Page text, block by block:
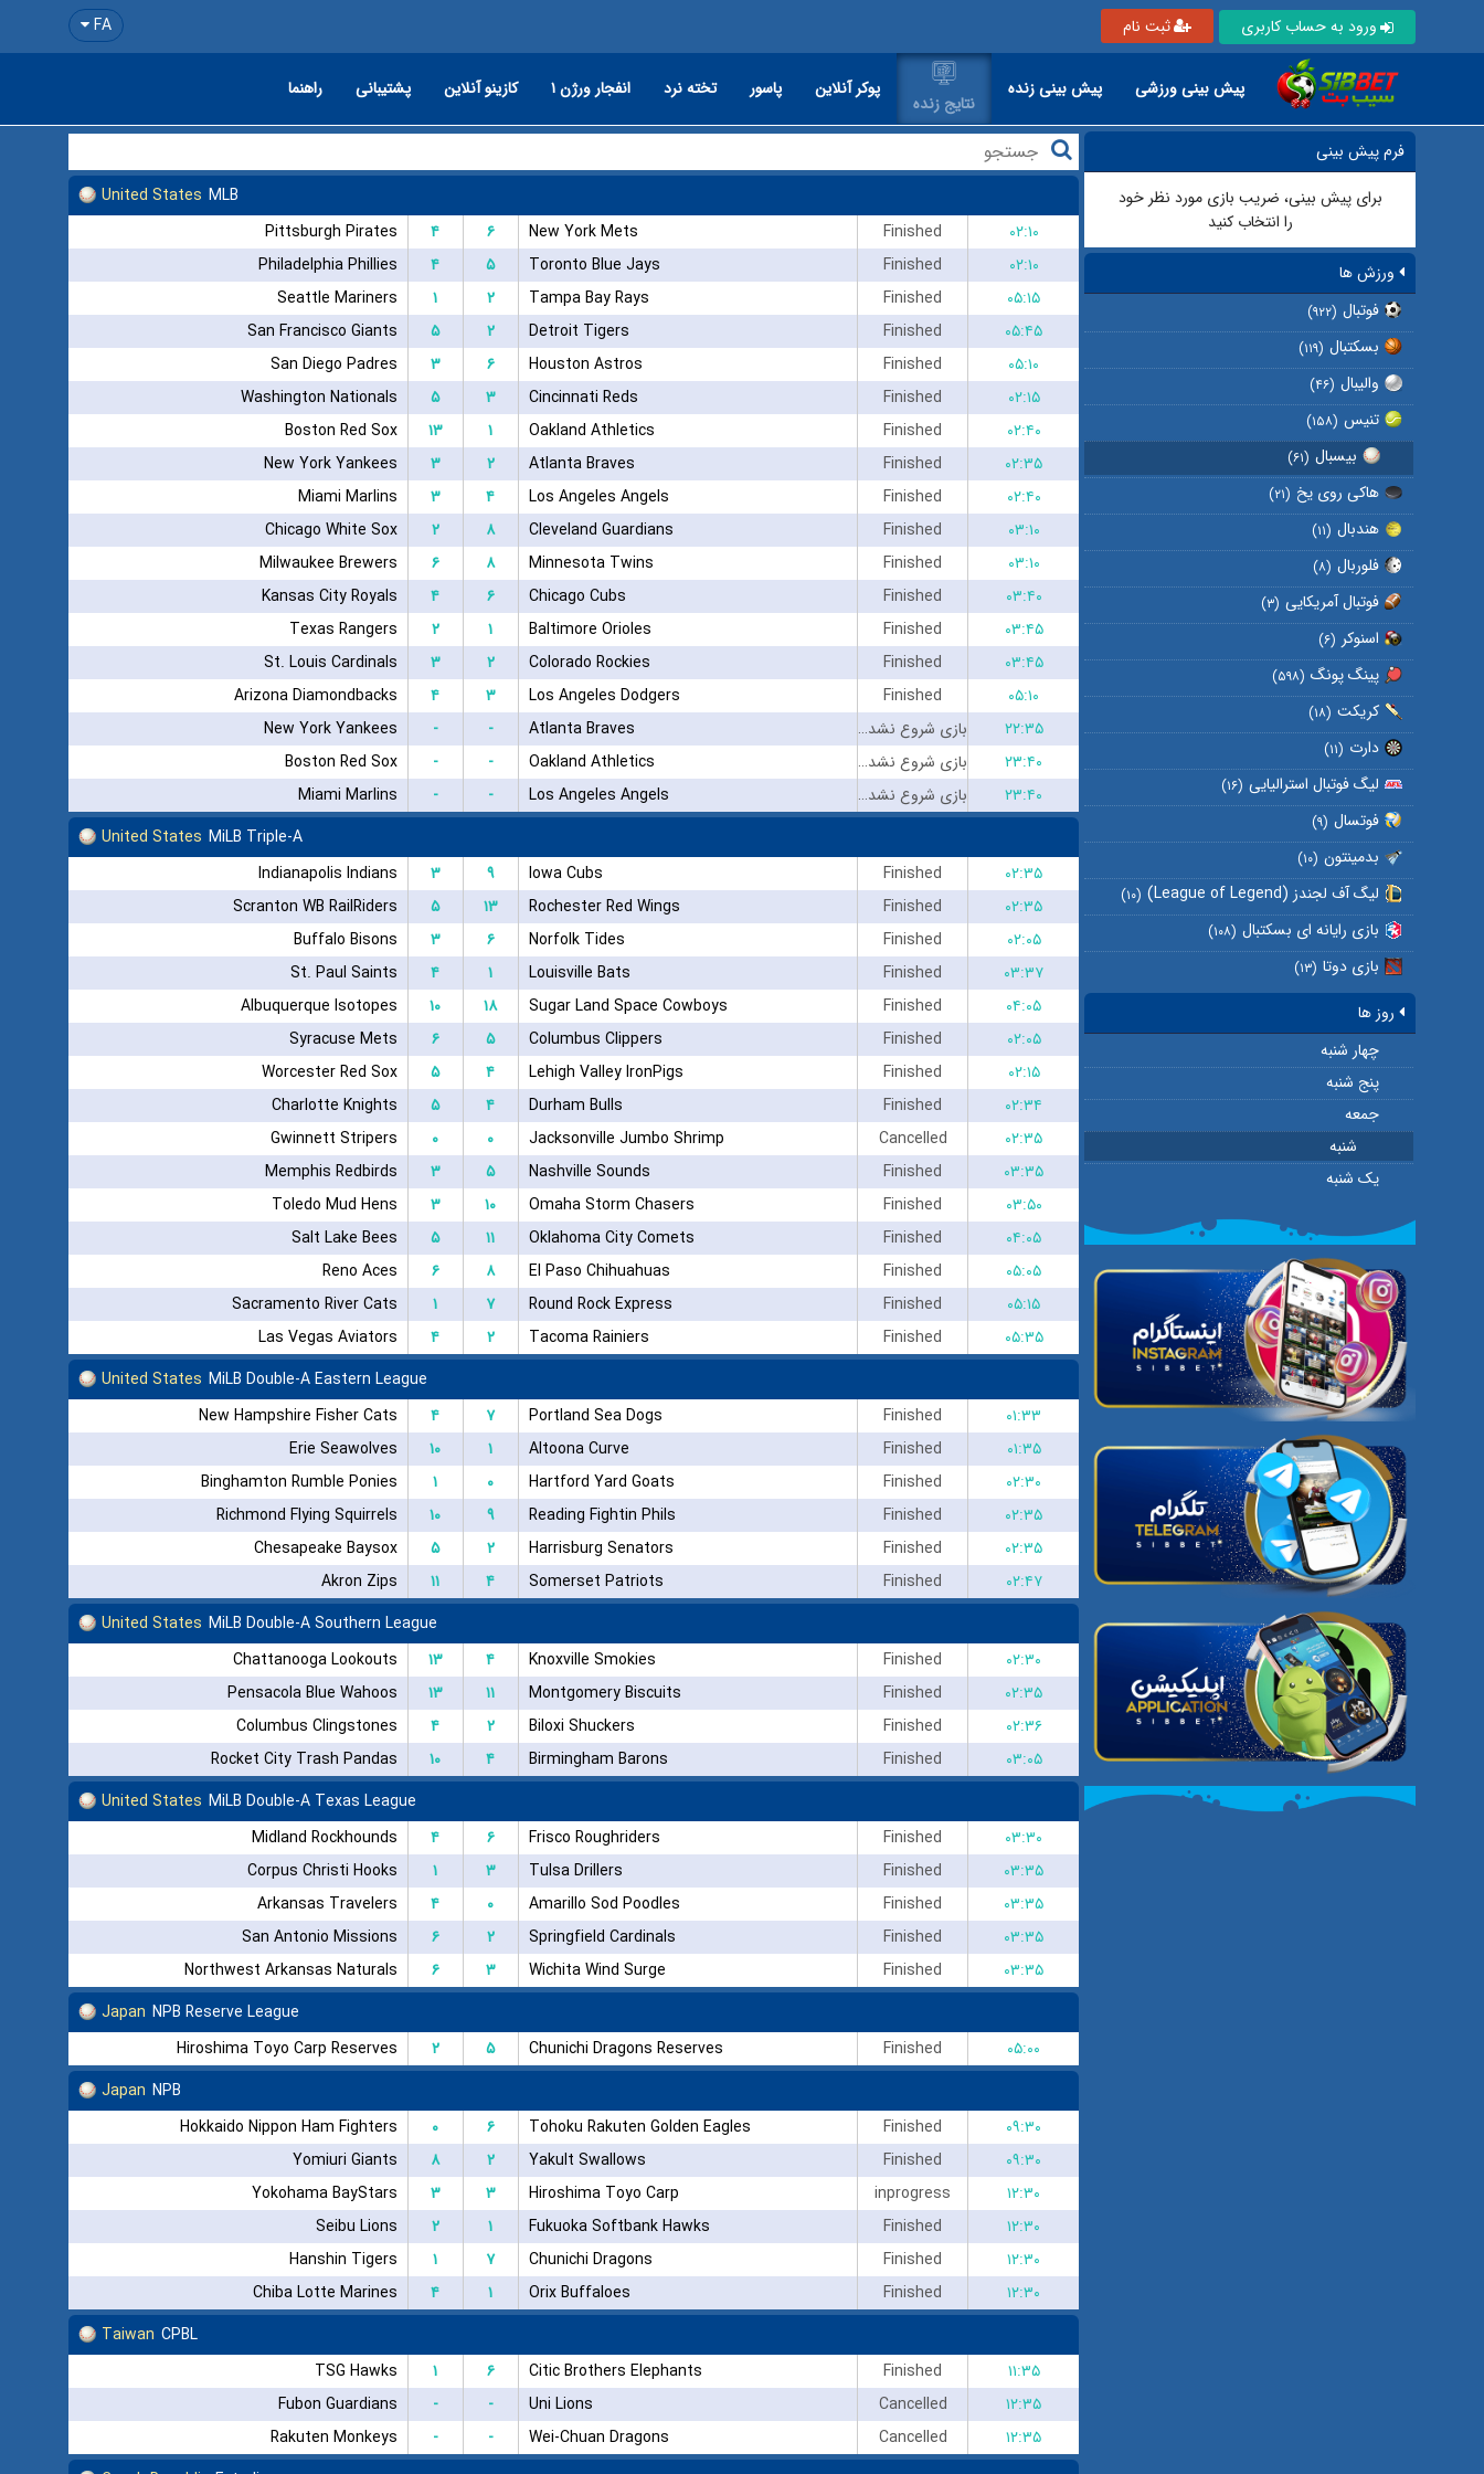
FA ورود به حساب کاربری ثبت نام
پیش بینی ورزشی پیش بینی زنده
نتایج زنده
پوکر آنلاین پاسور تخته نرد انفجار ورژن ۱ کازینو آنلاین پشتیبانی راهنما
فرم پیش بینی
برای پیش بینی، ضریب بازی مورد نظر خود
را انتخاب کنید
ورزش ها
فوتبال (۹۲۲)
بسکتبال (۱۱۹)
والیبال (۴۶)
تنیس (۱۵۸)
بیسبال (۶۱)
هاکی روی یخ (۲۱)
هندبال (۱۱)
فلوربال (۸)
فوتبال آمریکایی (۳)
اسنوکر (۶)
پینگ پونگ (۵۹۸)
کریکت (۱۸)
دارت (۱۱)
لیگ فوتبال استرالیایی (۱۶)
فوتسال (۹)
بدمینتون (۱۰)
لیگ آف لجندز (League of Legend) (۱۰)
بازی رایانه ای بسکتبال (۱۰۸)
بازی دوتا (۱۳)
روز ها
چهار شنبه
پنج شنبه
جمعه
شنبه
یک شنبه
United States MLB
Pittsburgh Pirates
۴ ۶ New York Mets Finished
۰۲:۱۰
Philadelphia Phillies
۴ ۵ Toronto Blue Jays Finished
۰۲:۱۰
Seattle Mariners
۱ ۲ Tampa Bay Rays Finished
۰۵:۱۵
San Francisco Giants
۵ ۲ Detroit Tigers Finished
۰۵:۴۵
San Diego Padres
۳ ۶ Houston Astros Finished
۰۵:۱۰
Washington Nationals
۵ ۳ Cincinnati Reds Finished
۰۲:۱۵
Boston Red Sox
۱۳ ۱ Oakland Athletics Finished
۰۲:۴۰
New York Yankees
۳ ۲ Atlanta Braves Finished
۰۲:۳۵
Miami Marlins
۳ ۴ Los Angeles Angels Finished
۰۲:۴۰
Chicago White Sox
۲ ۸ Cleveland Guardians Finished
۰۳:۱۰
Milwaukee Brewers
۶ ۸ Minnesota Twins Finished
۰۳:۱۰
Kansas City Royals
۴ ۶ Chicago Cubs Finished
۰۳:۴۰
Texas Rangers
۲ ۱ Baltimore Orioles Finished
۰۳:۴۵
St. Louis Cardinals
۳ ۲ Colorado Rockies Finished
۰۳:۴۵
Arizona Diamondbacks
۴ ۳ Los Angeles Dodgers Finished
۰۵:۱۰
New York Yankees
- - Atlanta Braves بازی شروع نشده است
۲۲:۳۵
Boston Red Sox
- - Oakland Athletics بازی شروع نشده است
۲۳:۴۰
Miami Marlins
- - Los Angeles Angels بازی شروع نشده است
۲۳:۴۰
United States MiLB Triple-A
Indianapolis Indians
۳ ۹ Iowa Cubs Finished
۰۲:۳۵
Scranton WB RailRiders
۵ ۱۳ Rochester Red Wings Finished
۰۲:۳۵
Buffalo Bisons
۳ ۶ Norfolk Tides Finished
۰۲:۰۵
St. Paul Saints
۴ ۱ Louisville Bats Finished
۰۳:۳۷
Albuquerque Isotopes
۱۰ ۱۸ Sugar Land Space Cowboys Finished
۰۴:۰۵
Syracuse Mets
۶ ۵ Columbus Clippers Finished
۰۲:۰۵
Worcester Red Sox
۵ ۴ Lehigh Valley IronPigs Finished
۰۲:۱۵
Charlotte Knights
۵ ۴ Durham Bulls Finished
۰۲:۳۴
Gwinnett Stripers
۰ ۰ Jacksonville Jumbo Shrimp Cancelled
۰۲:۳۵
Memphis Redbirds
۳ ۵ Nashville Sounds Finished
۰۳:۳۵
Toledo Mud Hens
۳ ۱۰ Omaha Storm Chasers Finished
۰۳:۵۰
Salt Lake Bees
۵ ۱۱ Oklahoma City Comets Finished
۰۴:۰۵
Reno Aces
۶ ۸ El Paso Chihuahuas Finished
۰۵:۰۵
Sacramento River Cats
۱ ۷ Round Rock Express Finished
۰۵:۱۵
Las Vegas Aviators
۴ ۲ Tacoma Rainiers Finished
۰۵:۳۵
United States MiLB Double-A Eastern League
New Hampshire Fisher Cats
۴ ۷ Portland Sea Dogs Finished
۰۱:۳۳
Erie Seawolves
۱۰ ۱ Altoona Curve Finished
۰۱:۳۵
Binghamton Rumble Ponies
۱ ۰ Hartford Yard Goats Finished
۰۲:۳۰
Richmond Flying Squirrels
۱۰ ۹ Reading Fightin Phils Finished
۰۲:۳۵
Chesapeake Baysox
۵ ۲ Harrisburg Senators Finished
۰۲:۳۵
Akron Zips
۱۱ ۴ Somerset Patriots Finished
۰۲:۴۷
United States MiLB Double-A Southern League
Chattanooga Lookouts
۱۳ ۴ Knoxville Smokies Finished
۰۲:۳۰
Pensacola Blue Wahoos
۱۳ ۱۱ Montgomery Biscuits Finished
۰۲:۳۵
Columbus Clingstones
۴ ۲ Biloxi Shuckers Finished
۰۲:۳۶
Rocket City Trash Pandas
۱۰ ۴ Birmingham Barons Finished
۰۳:۰۵
United States MiLB Double-A Texas League
Midland Rockhounds
۴ ۶ Frisco Roughriders Finished
۰۳:۳۰
Corpus Christi Hooks
۱ ۳ Tulsa Drillers Finished
۰۳:۳۵
Arkansas Travelers
۴ ۰ Amarillo Sod Poodles Finished
۰۳:۳۵
San Antonio Missions
۶ ۲ Springfield Cardinals Finished
۰۳:۳۵
Northwest Arkansas Naturals
۶ ۳ Wichita Wind Surge Finished
۰۳:۳۵
Japan NPB Reserve League
Hiroshima Toyo Carp Reserves
۲ ۵ Chunichi Dragons Reserves Finished
۰۵:۰۰
Japan NPB
Hokkaido Nippon Ham Fighters
۰ ۶ Tohoku Rakuten Golden Eagles Finished
۰۹:۳۰
Yomiuri Giants
۸ ۲ Yakult Swallows Finished
۰۹:۳۰
Yokohama BayStars
۳ ۳ Hiroshima Toyo Carp inprogress
۱۲:۳۰
Seibu Lions
۲ ۱ Fukuoka Softbank Hawks Finished
۱۲:۳۰
Hanshin Tigers
۱ ۷ Chunichi Dragons Finished
۱۲:۳۰
Chiba Lotte Marines
۴ ۱ Orix Buffaloes Finished
۱۲:۳۰
Taiwan CPBL
TSG Hawks
۱ ۶ Citic Brothers Elephants Finished
۱۱:۳۵
Fubon Guardians
- - Uni Lions Cancelled
۱۲:۳۵
Rakuten Monkeys
- - Wei-Chuan Dragons Cancelled
۱۲:۳۵